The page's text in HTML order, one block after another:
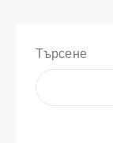
Търсене